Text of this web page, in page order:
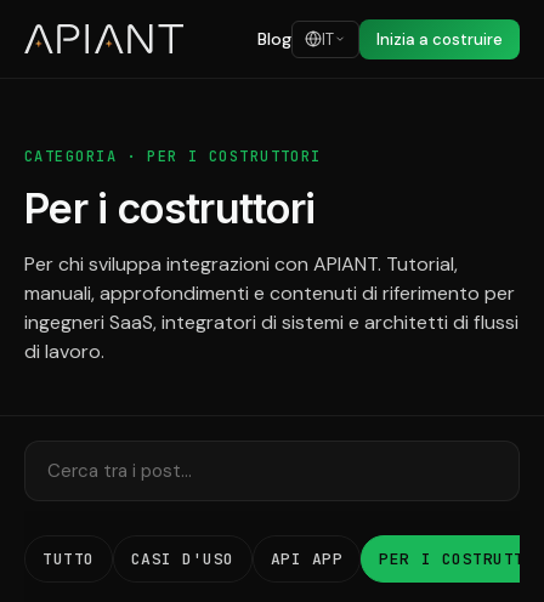
Blog IT Inizia a costruire
CATEGORIA · PER I COSTRUTTORI
Per i costruttori
Per chi sviluppa integrazioni con APIANT. Tutorial,
manuali, approfondimenti e contenuti di riferimento per
ingegneri SaaS, integratori di sistemi e architetti di flussi
di lavoro.
TUTTO CASI D'USO API APP PER I